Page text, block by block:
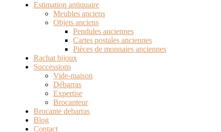
Estimation antiquaire
Meubles anciens
Objets anciens
Pendules anciennes
Cartes postales anciennes
Pièces de monnaies anciennes
Rachat bijoux
Successions
Vide-maison
Débarras
Expertise
Brocanteur
Brocante debarras
Blog
Contact